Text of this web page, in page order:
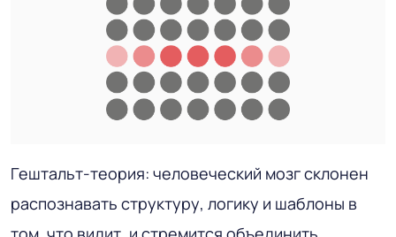
Гештальт-теория: человеческий мозг склонен
распознавать структуру, логику и шаблоны в